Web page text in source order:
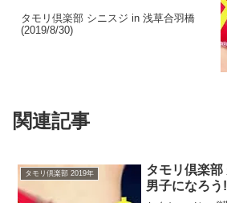
タモリ倶楽部 シニスジ in 浅草合羽橋
(2019/8/30)
関連記事
タモリ倶楽部 2019年
タモリ倶楽
男子になろう